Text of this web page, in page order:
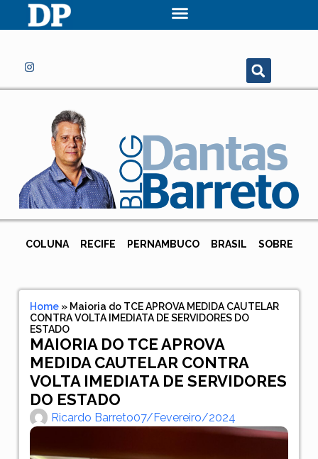
COLUNA RECIFE PERNAMBUCO BRASIL SOBRE
Home» Maioria do TCE APROVA MEDIDA CAUTELAR
CONTRA VOLTA IMEDIATA DE SERVIDORES DO
ESTADO
MAIORIA DO TCE APROVA
MEDIDA CAUTELAR CONTRA
VOLTA IMEDIATA DE SERVIDORES
DO ESTADO
Ricardo Barreto07/fevereiro/2024